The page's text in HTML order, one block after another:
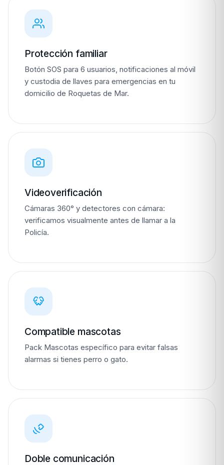
Protección familiar
Botón SOS para 6 usuarios, notificaciones al móvil
y custodia de llaves para emergencias en tu
domicilio de Roquetas de Mar.
Videoverificación
Cámaras 360° y detectores con cámara:
verificamos visualmente antes de llamar a la
Policía.
Compatible mascotas
Pack Mascotas específico para evitar falsas
alarmas si tienes perro o gato.
Doble comunicación